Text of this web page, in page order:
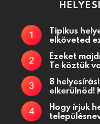
Tipikus
elköveted
Ezeket
Te köztük
8
elkerülnöd!
Hogy írjuk